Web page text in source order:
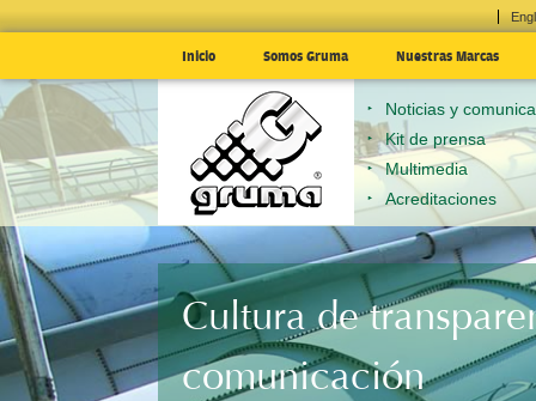
Inicio Somos Gruma Nuestras Marcas
Noticias y
Kit de prensa
Multimedia
Acreditaciones
Cultura de
comunicación